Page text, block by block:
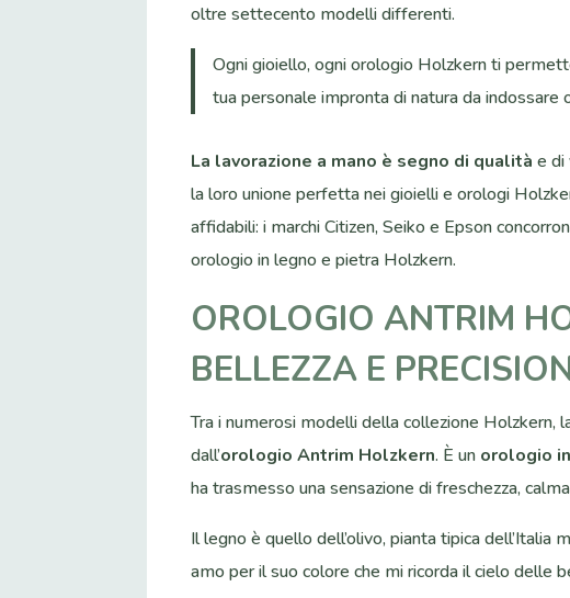
oltre settecento modelli differenti.
Ogni gioiello, ogni orologio Holzkern ti
tua personale impronta di natura da indossare
La lavorazione a mano è segno di qualità e di
la loro unione perfetta nei gioielli e orologi
affidabili: i marchi Citizen, Seiko e Epson
orologio in legno e pietra Holzkern.
OROLOGIO ANTRIM
BELLEZZA E
Tra i numerosi modelli della collezione Holzkern,
dall’orologio Antrim Holzkern. È un orologio
ha trasmesso una sensazione di freschezza,
Il legno è quello dell’olivo, pianta tipica dell’Italia
amo per il suo colore che mi ricorda il cielo delle